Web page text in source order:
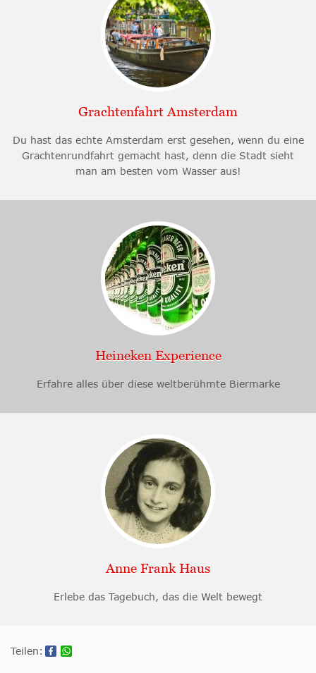
Grachtenfahrt Amsterdam
Du hast das echte Amsterdam erst gesehen, wenn du eine
Grachtenrundfahrt gemacht hast, denn die Stadt sieht
man am besten vom Wasser aus!
Heineken Experience
Erfahre alles über diese weltberühmte Biermarke
Anne Frank Haus
Erlebe das Tagebuch, das die Welt bewegt
Teilen: